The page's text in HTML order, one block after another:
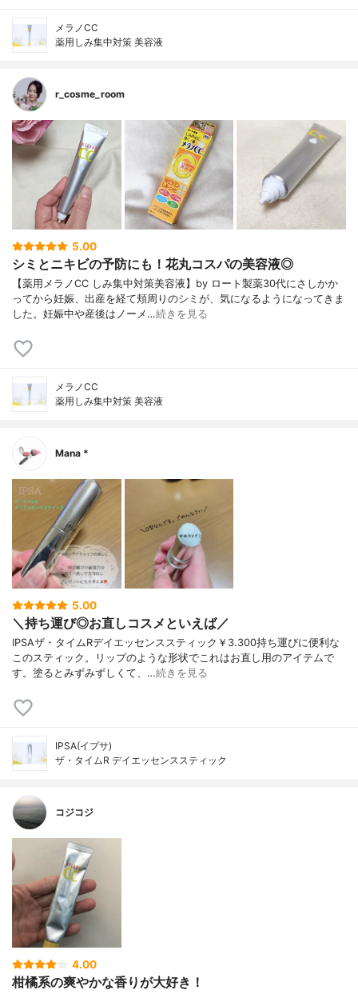
メラノCC
薬用しみ集中対策 美容液
r_cosme_room
5.00
シミとニキビの予防にも！花丸コスパの美容液◎
【薬用メラノCC しみ集中対策美容液】by ロート製薬30代にさしかか
ってから妊娠、出産を経て頬周りのシミが、気になるようになってきま
した。妊娠中や産後はノーメ…続きを見る
メラノCC
薬用しみ集中対策 美容液
Mana *
5.00
＼持ち運び◎お直しコスメといえば／
IPSAザ・タイムRデイエッセンススティック￥3.300持ち運びに便利な
このスティック。リップのような形状でこれはお直し用のアイテムで
す。塗るとみずみずしくて、…続きを見る
IPSA(イプサ)
ザ・タイムR デイエッセンススティック
コジコジ
4.00
柑橘系の爽やかな香りが大好き！